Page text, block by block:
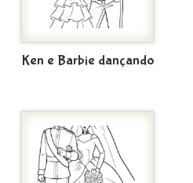
Ken e Barbie dançando